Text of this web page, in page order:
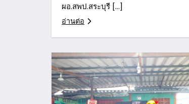
ผอ.สพป.สระบุรี […]
อ่านต่อ